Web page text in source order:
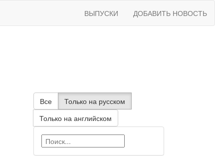
ВЫПУСКИ ДОБАВИТЬ НОВОСТЬ
Все
Только на русском
Только на английском